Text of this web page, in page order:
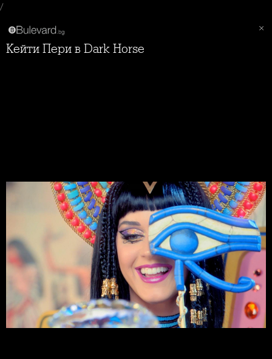
/
Кейти Пери в Dark Horse